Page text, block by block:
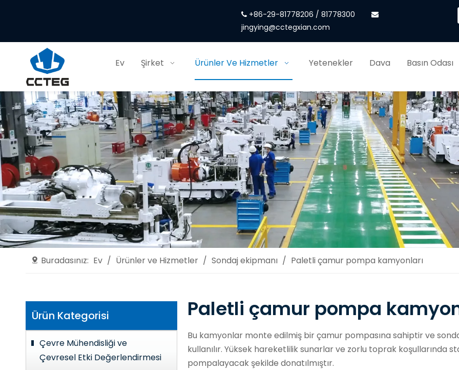
 +86-29-81778206 / 81778300
jingying@cctegxian.com
Ev Şirket Ürünler Ve Hizmetler Yetenekler Dava Basın Odası
Buradasınız: Ev / Ürünler ve Hizmetler / Sondaj ekipmanı / Paletli çamur pompa kamyonları
Ürün Kategorisi
Çevre Mühendisliği ve
Çevresel Etki Değerlendirmesi
Paletli çamur pompa
Bu kamyonlar monte edilmiş bir çamur pompasına sahiptir ve
kullanılır. Yüksek hareketlilik sunarlar ve zorlu toprak koşullarında
pompalayacak şekilde donatılmıştır.